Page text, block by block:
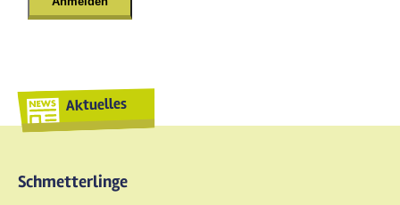
Aktuelles
Schmetterlinge